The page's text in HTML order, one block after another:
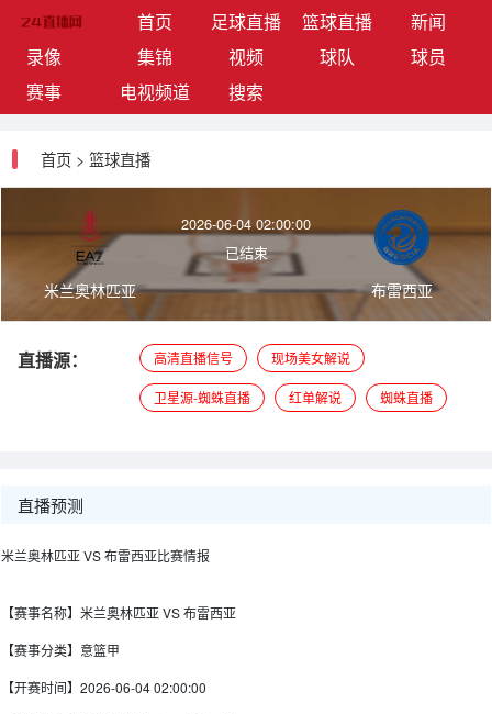
首页(current)足球直播 篮球直播
新闻
录像
集锦 视频 球队
球员
赛事
电视频道 搜索
首页 > 篮球直播
米兰奥林匹亚
2026-06-04 02:00:00
已结束
布雷西亚
直播源： 高清直播信号 现场美女解说
卫星源-蜘蛛直播 红单解说 蜘蛛直播
直播预测
米兰奥林匹亚 VS 布雷西亚比赛情报
【赛事名称】 米兰奥林匹亚 VS 布雷西亚
【赛事分类】 意篮甲
【开赛时间】 2026-06-04 02:00:00